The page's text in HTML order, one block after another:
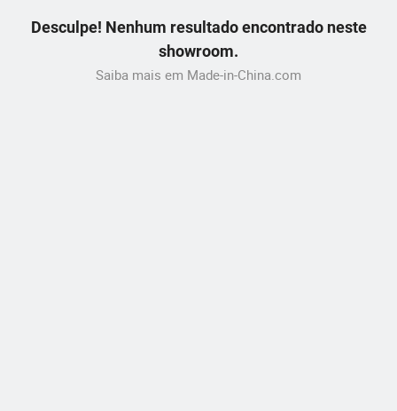
Desculpe! Nenhum resultado encontrado neste
showroom.
Saiba mais em Made-in-China.com